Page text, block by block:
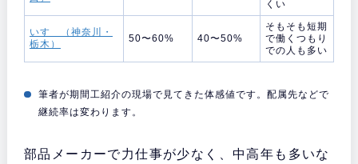
くい
いすゞ（神奈川・
栃木）
50〜60% 40〜50%
そもそも短期
で働くつもり
での人も多い
筆者が期間工紹介の現場で見てきた体感値です。配属先などで
継続率は変わります。
部品メーカーで力仕事が少なく、中高年も多いな